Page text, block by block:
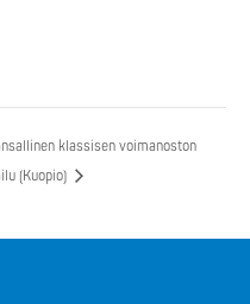
klassisen voimanoston
(Kuopio)